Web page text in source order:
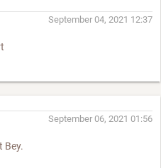
September 04, 2021 12:37
September 06, 2021 01:56
Bey.